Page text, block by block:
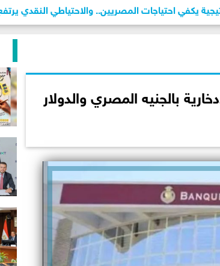
المصريين.. والاحتياطي النقدي يرتفع إلى 56.3 مليار دولار
بالجنيه المصري والدولار